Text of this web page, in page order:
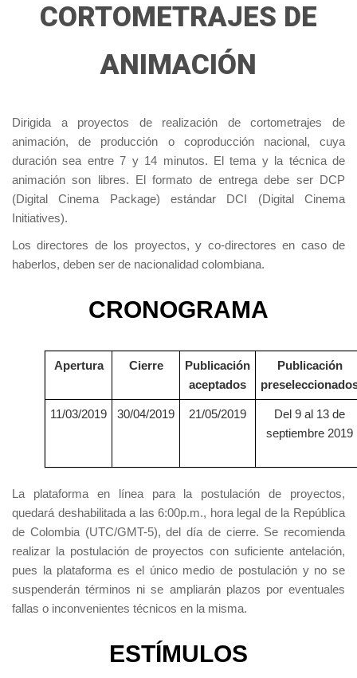
CORTOMETRAJES DE
ANIMACIÓN
Dirigida a proyectos de realización de cortometrajes de
animación, de producción o coproducción nacional, cuya
duración sea entre 7 y 14 minutos. El tema y la técnica de
animación son libres. El formato de entrega debe ser DCP
(Digital Cinema Package) estándar DCI (Digital Cinema
Initiatives).
Los directores de los proyectos, y co-directores en caso de
haberlos, deben ser de nacionalidad colombiana.
CRONOGRAMA
Apertura Cierre
Publicación
aceptados
Publicación
11/03/2019 30/04/2019 21/05/2019
Del 9 al 13 de
septiembre 2019
La plataforma en línea para la postulación de proyectos,
quedará deshabilitada a las 6:00p.m., hora legal de la República
de Colombia (UTC/GMT-5), del día de cierre. Se recomienda
realizar la postulación de proyectos con suficiente antelación,
pues la plataforma es el único medio de postulación y no se
suspenderán términos ni se ampliarán plazos por eventuales
fallas o inconvenientes técnicos en la misma.
ESTÍMULOS